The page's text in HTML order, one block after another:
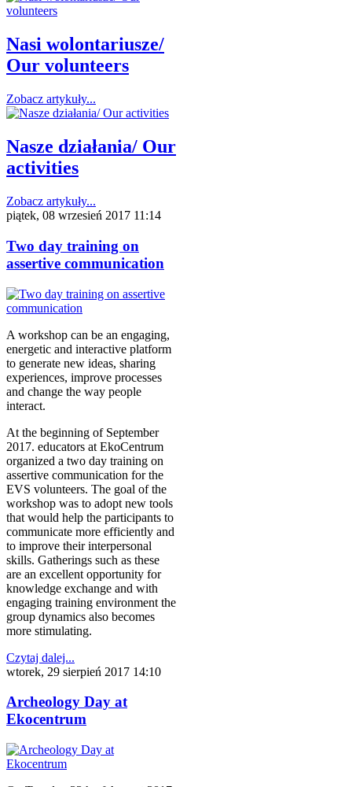
Nasi wolontariusze/
Our volunteers
Zobacz artykuły...
Nasze działania/ Our
activities
Zobacz artykuły...
piątek, 08 wrzesień 2017 11:14
Two day training on
assertive communication
A workshop can be an engaging,
energetic and interactive platform
to generate new ideas, sharing
experiences, improve processes
and change the way people
interact.
At the beginning of September
2017. educators at EkoCentrum
organized a two day training on
assertive communication for the
EVS volunteers. The goal of the
workshop was to adopt new tools
that would help the participants to
communicate more efficiently and
to improve their interpersonal
skills. Gatherings such as these
are an excellent opportunity for
knowledge exchange and with
engaging training environment the
group dynamics also becomes
more stimulating.
Czytaj dalej...
wtorek, 29 sierpień 2017 14:10
Archeology Day at
Ekocentrum